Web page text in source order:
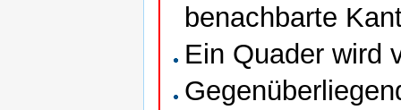
benachbarte
Ein Quader wird